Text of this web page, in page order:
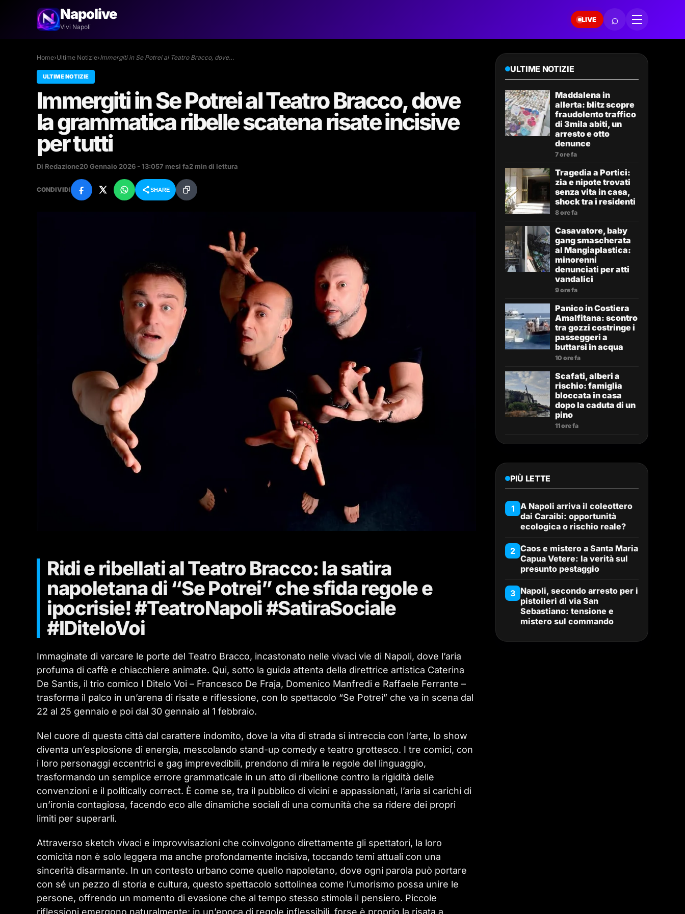
Napolive
Vivi Napoli
LIVE ⌕
Home›Ultime Notizie›Immergiti in Se Potrei al Teatro Bracco, dove…
ULTIME NOTIZIE
Immergiti in Se Potrei al Teatro Bracco, dove
la grammatica ribelle scatena risate incisive
per tutti
Di Redazione20 Gennaio 2026 - 13:057 mesi fa2 min di lettura
CONDIVIDI SHARE
Ridi e ribellati al Teatro Bracco: la satira
napoletana di “Se Potrei” che sfida regole e
ipocrisie! #TeatroNapoli #SatiraSociale
#IDiteloVoi
Immaginate di varcare le porte del Teatro Bracco, incastonato nelle vivaci vie di Napoli, dove l’aria
profuma di caffè e chiacchiere animate. Qui, sotto la guida attenta della direttrice artistica Caterina
De Santis, il trio comico I Ditelo Voi – Francesco De Fraja, Domenico Manfredi e Raffaele Ferrante –
trasforma il palco in un’arena di risate e riflessione, con lo spettacolo “Se Potrei” che va in scena dal
22 al 25 gennaio e poi dal 30 gennaio al 1 febbraio.
Nel cuore di questa città dal carattere indomito, dove la vita di strada si intreccia con l’arte, lo show
diventa un’esplosione di energia, mescolando stand-up comedy e teatro grottesco. I tre comici, con
i loro personaggi eccentrici e gag imprevedibili, prendono di mira le regole del linguaggio,
trasformando un semplice errore grammaticale in un atto di ribellione contro la rigidità delle
convenzioni e il politically correct. È come se, tra il pubblico di vicini e appassionati, l’aria si carichi di
un’ironia contagiosa, facendo eco alle dinamiche sociali di una comunità che sa ridere dei propri
limiti per superarli.
Attraverso sketch vivaci e improvvisazioni che coinvolgono direttamente gli spettatori, la loro
comicità non è solo leggera ma anche profondamente incisiva, toccando temi attuali con una
sincerità disarmante. In un contesto urbano come quello napoletano, dove ogni parola può portare
con sé un pezzo di storia e cultura, questo spettacolo sottolinea come l’umorismo possa unire le
persone, offrendo un momento di evasione che al tempo stesso stimola il pensiero. Piccole
riflessioni emergono naturalmente: in un’epoca di regole inflessibili, forse è proprio la risata a
ULTIME NOTIZIE
Maddalena in
allerta: blitz scopre
fraudolento traffico
di 3mila abiti, un
arresto e otto
denunce
7 ore fa
Tragedia a Portici:
zia e nipote trovati
senza vita in casa,
shock tra i residenti
8 ore fa
Casavatore, baby
gang smascherata
al Mangiaplastica:
minorenni
denunciati per atti
vandalici
9 ore fa
Panico in Costiera
Amalfitana: scontro
tra gozzi costringe i
passeggeri a
buttarsi in acqua
10 ore fa
Scafati, alberi a
rischio: famiglia
bloccata in casa
dopo la caduta di un
pino
11 ore fa
PIÙ LETTE
1 A Napoli arriva il coleottero
dai Caraibi: opportunità
ecologica o rischio reale?
2 Caos e mistero a Santa Maria
Capua Vetere: la verità sul
presunto pestaggio
3 Napoli, secondo arresto per i
pistoileri di via San
Sebastiano: tensione e
mistero sul commando